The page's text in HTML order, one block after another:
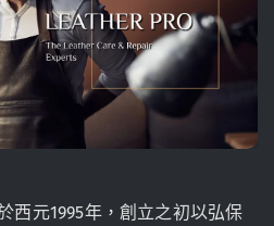
西元1995年，創立之初以弘保